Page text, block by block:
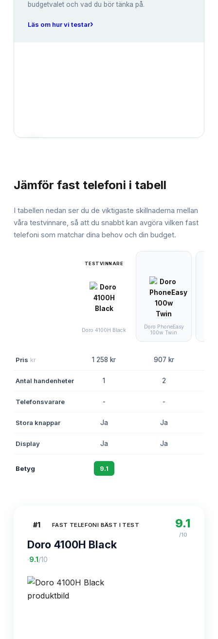
budgetvalet och vad du bör tänka på.
Läs om hur vi testar›
Jämför fast telefoni i tabell
I tabellen nedan ser du de viktigaste skillnaderna mellan
våra testvinnare, så att du snabbt kan avgöra vilken fast
telefoni som matchar dina behov och din budget.
TESTVINNARE
Doro 4100H Black
Doro PhoneEasy
100w Twin
Pris kr 1 258 kr 907 kr
Antal handenheter 1 2
Telefonsvarare - -
Stora knappar Ja Ja
Display Ja Ja
Betyg 9.1
#1 FAST TELEFONI BÄST I TEST
Doro 4100H Black
·9.1 /10
9.1
/10